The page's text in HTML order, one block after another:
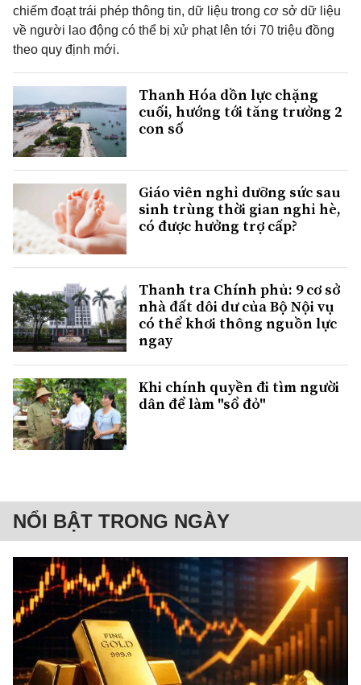
chiếm đoạt trái phép thông tin, dữ liệu trong cơ sở dữ liệu
về người lao động có thể bị xử phạt lên tới 70 triệu đồng
theo quy định mới.
Thanh Hóa dồn lực chặng
cuối, hướng tới tăng trưởng 2
con số
Giáo viên nghỉ dưỡng sức sau
sinh trùng thời gian nghỉ hè,
có được hưởng trợ cấp?
Thanh tra Chính phủ: 9 cơ sở
nhà đất dôi dư của Bộ Nội vụ
có thể khơi thông nguồn lực
ngay
Khi chính quyền đi tìm người
dân để làm "sổ đỏ"
NỔI BẬT TRONG NGÀY